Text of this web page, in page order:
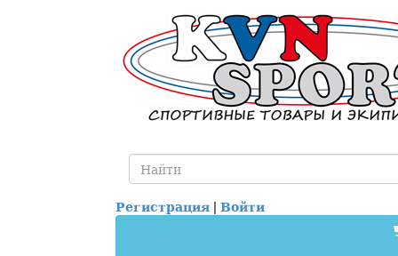
Регистрация | Войти